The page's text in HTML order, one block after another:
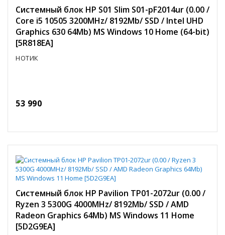
Системный блок HP S01 Slim S01-pF2014ur (0.00 /
Core i5 10505 3200MHz/ 8192Mb/ SSD / Intel UHD
Graphics 630 64Mb) MS Windows 10 Home (64-bit)
[5R818EA]
НОТИК
53 990
Системный блок HP Pavilion TP01-2072ur (0.00 /
Ryzen 3 5300G 4000MHz/ 8192Mb/ SSD / AMD
Radeon Graphics 64Mb) MS Windows 11 Home
[5D2G9EA]